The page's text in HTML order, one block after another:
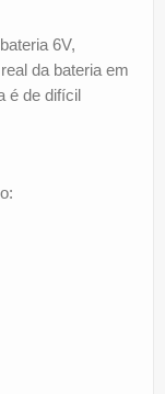
6V,
da bateria em
é de difícil